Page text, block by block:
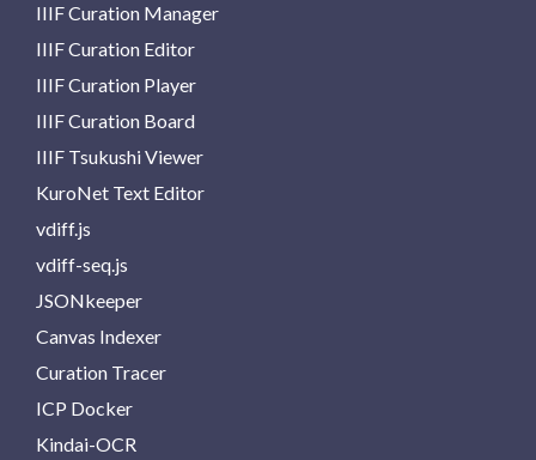
IIIF Curation Manager
IIIF Curation Editor
IIIF Curation Player
IIIF Curation Board
IIIF Tsukushi Viewer
KuroNet Text Editor
vdiff.js
vdiff-seq.js
JSONkeeper
Canvas Indexer
Curation Tracer
ICP Docker
Kindai-OCR